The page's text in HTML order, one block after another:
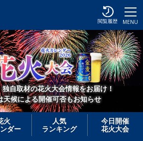
MENU
閲覧履歴
自取材の花火大会情報をお届け！
天候による開催可否もお知らせ
火
ダー
人気
ランキング
今日開催
花火大会